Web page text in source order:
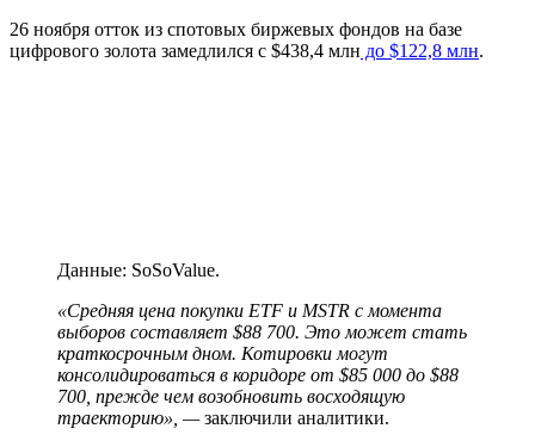
26 ноября отток из спотовых биржевых фондов на базе
цифрового золота замедлился с $438,4 млн до $122,8 млн.
Данные: SoSoValue.
«Средняя цена покупки ETF и MSTR с момента
выборов составляет $88 700. Это может стать
краткосрочным дном. Котировки могут
консолидироваться в коридоре от $85 000 до $88
700, прежде чем возобновить восходящую
траекторию», —заключили аналитики.